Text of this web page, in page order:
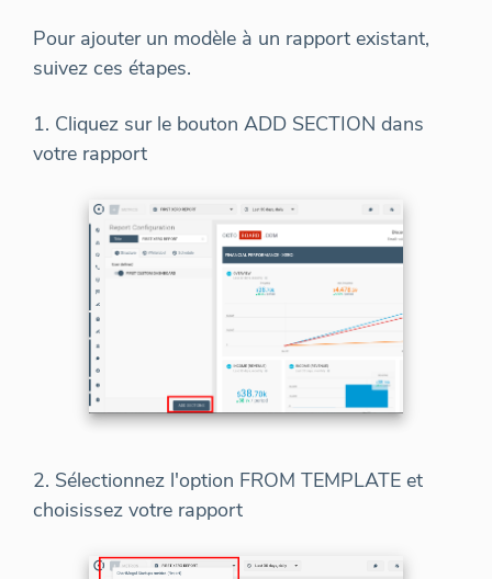
Pour ajouter un modèle à un rapport existant,
suivez ces étapes.
1. Cliquez sur le bouton ADD SECTION dans
votre rapport
2. Sélectionnez l'option FROM TEMPLATE et
choisissez votre rapport